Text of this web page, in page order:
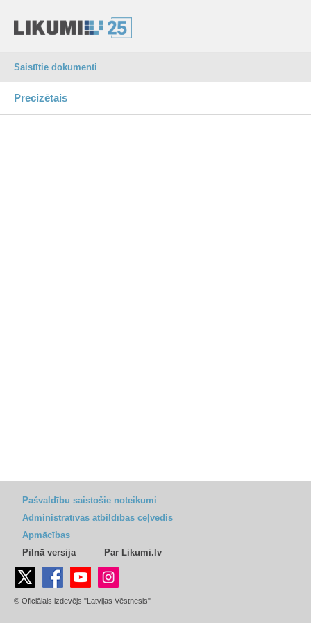
Saistītie dokumenti
Precizētais
Pašvaldību saistošie noteikumi
Administratīvās atbildības ceļvedis
Apmācības
Pilnā versija
Par Likumi.lv
© Oficiālais izdevējs "Latvijas Vēstnesis"